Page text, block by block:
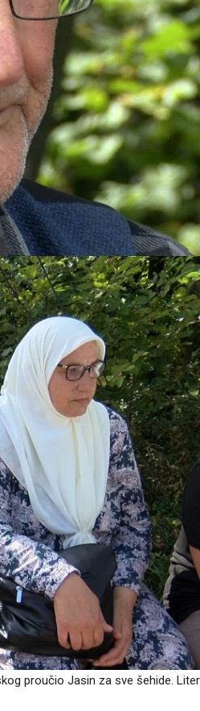
proučio Jasin za sve šehide.